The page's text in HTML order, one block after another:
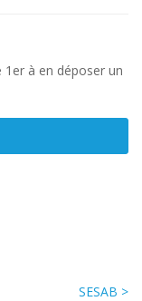
à en déposer un
SESAB >